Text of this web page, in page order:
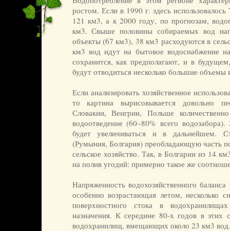
ростом. Если в 1990 г. здесь
121 км3, а к 2000 году, по прогнозам,
км3. Свыше половины собираемых вод
объекты (67 км3), 38 км3 расходуются в
км3 вод идут на бытовое водоснабжение
сохранится, как предполагают, и в
будут отводиться несколько большие объемы
Если анализировать хозяйственное
то картина вырисовывается довольно
Словакии, Венгрии, Польше
водоотведение (60–80% всего
будет увеличиваться и в дальнейшем.
(Румыния, Болгария) преобладающую часть
сельское хозяйство. Так, в Болгарии из 14
на полив угодий: примерно такое же
Напряженность водохозяйственного
особенно возрастающая летом, несколько
поверхностного стока в
назначения. К середине 80-х годов в этих
водохранилищ, вмещающих около 23 км3 вод.